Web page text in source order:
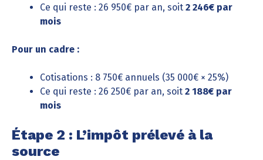
Ce qui reste : 26 950€ par an, soit 2 246€ par
mois
Pour un cadre :
Cotisations : 8 750€ annuels (35 000€ × 25%)
Ce qui reste : 26 250€ par an, soit 2 188€ par
mois
Étape 2 : L’impôt prélevé à la
source